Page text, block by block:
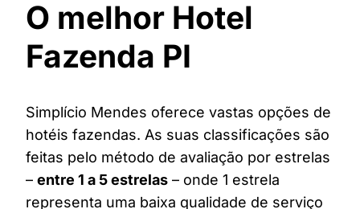
O melhor Hotel
Fazenda PI
Simplício Mendes oferece vastas opções de
hotéis fazendas. As suas classificações são
feitas pelo método de avaliação por estrelas
– entre 1 a 5 estrelas – onde 1 estrela
representa uma baixa qualidade de serviço